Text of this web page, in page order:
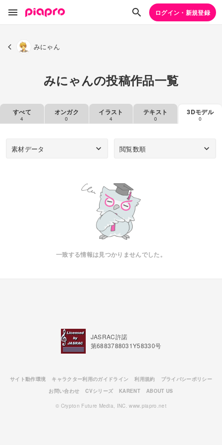
ログイン・新規登録
みにゃん
みにゃんの投稿作品一覧
すべて
4
オンガク
0
イラスト
4
テキスト
0
3Dモデル
0
素材データ 閲覧数順
一致する情報は見つかりませんでした。
JASRAC許諾
第6883788031Y58330号
サイト動作環境 キャラクター利用のガイドライン 利用規約
プライバシーポリシー
お問い合わせ
CVシリーズ KARENT ABOUT US
© Crypton Future Media, INC. www.piapro.net